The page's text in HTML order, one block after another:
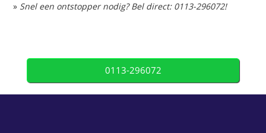
» Snel een ontstopper nodig? Bel direct: 0113-296072!
0113-296072